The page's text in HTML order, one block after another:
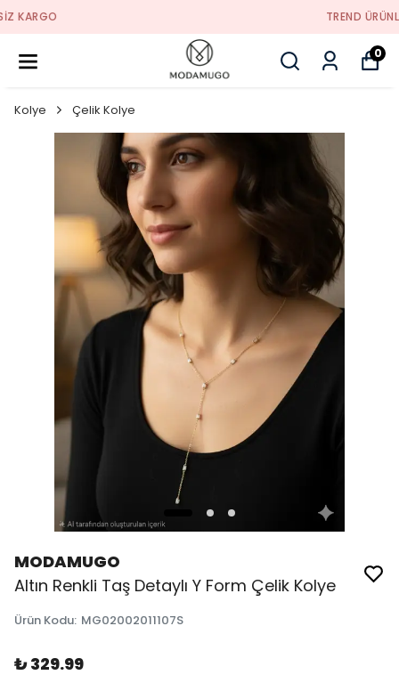
0
Kolye Çelik Kolye
MODAMUGO
Altın Renkli Taş Detaylı Y Form Çelik Kolye
Ürün Kodu: MG02002011107S
₺ 329.99